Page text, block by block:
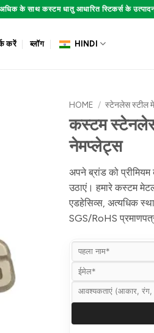
के साथ कस्टम धातु आधारित स्टिकर्स के
करें ब्लॉग HINDI
HOME / स्टेनलेस स्टील
कस्टम
नेमप्लेट्स
अपने ब्रांड को
उठाएं। हमारे कस्टम
एडहेसिव्स, अत्यधिक
SGS/RoHS